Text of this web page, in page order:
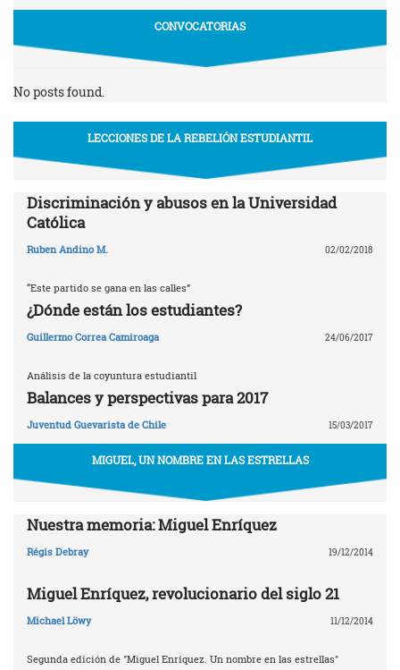
CONVOCATORIAS
No posts found.
LECCIONES DE LA REBELIÓN ESTUDIANTIL
Discriminación y abusos en la Universidad
Católica
Ruben Andino M. 02/02/2018
“Este partido se gana en las calles”
¿Dónde están los estudiantes?
Guillermo Correa Camiroaga 24/06/2017
Análisis de la coyuntura estudiantil
Balances y perspectivas para 2017
Juventud Guevarista de Chile 15/03/2017
MIGUEL, UN NOMBRE EN LAS ESTRELLAS
Nuestra memoria: Miguel Enríquez
Régis Debray 19/12/2014
Miguel Enríquez, revolucionario del siglo 21
Michael Löwy 11/12/2014
Segunda edición de "Miguel Enríquez. Un nombre en las estrellas"